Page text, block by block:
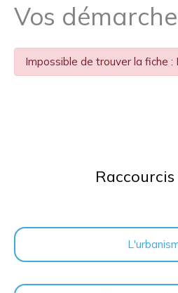
Vos
Impossible de trouver la fiche :
Raccourcis